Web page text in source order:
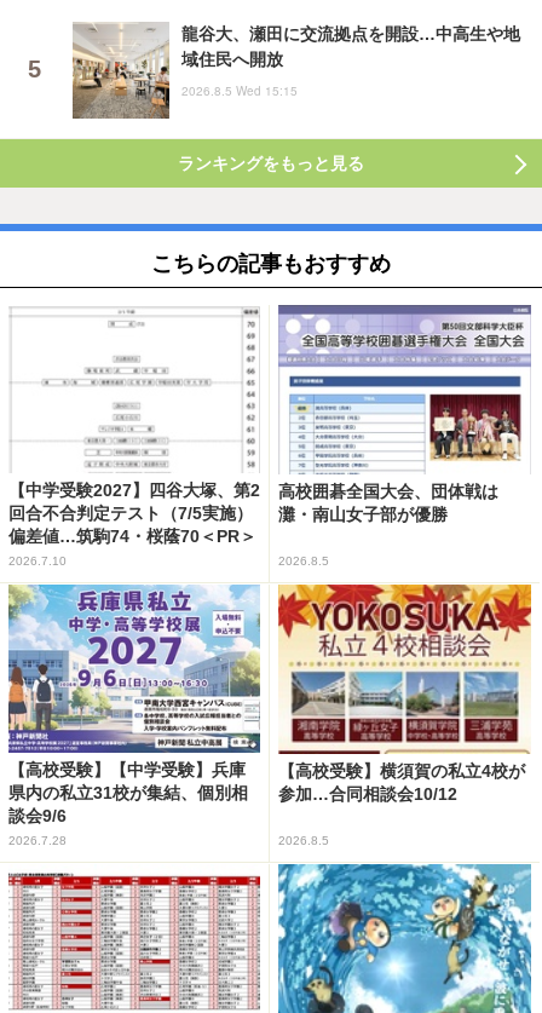
龍谷大、瀬田に交流拠点を開設…中高生や地
域住民へ開放
2026.8.5 Wed 15:15
ランキングをもっと見る
こちらの記事もおすすめ
【中学受験2027】四谷大塚、第2
回合不合判定テスト（7/5実施）
偏差値…筑駒74・桜蔭70＜PR＞
2026.7.10
高校囲碁全国大会、団体戦は
灘・南山女子部が優勝
2026.8.5
【高校受験】【中学受験】兵庫
県内の私立31校が集結、個別相
談会9/6
2026.7.28
【高校受験】横須賀の私立4校が
参加…合同相談会10/12
2026.8.5